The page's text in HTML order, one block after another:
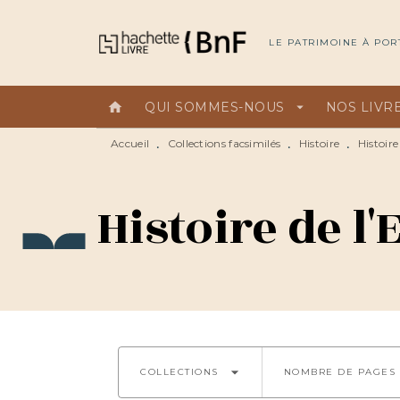
MENU RECHERCHE
LE PATRIMOINE À
home QUI SOMMES-NOUS arrow_drop_down NOS
Accueil • Collections facsimilés • Histoire •
Histoire de
COLLECTIONS arrow_drop_down NOMBRE DE PAGES